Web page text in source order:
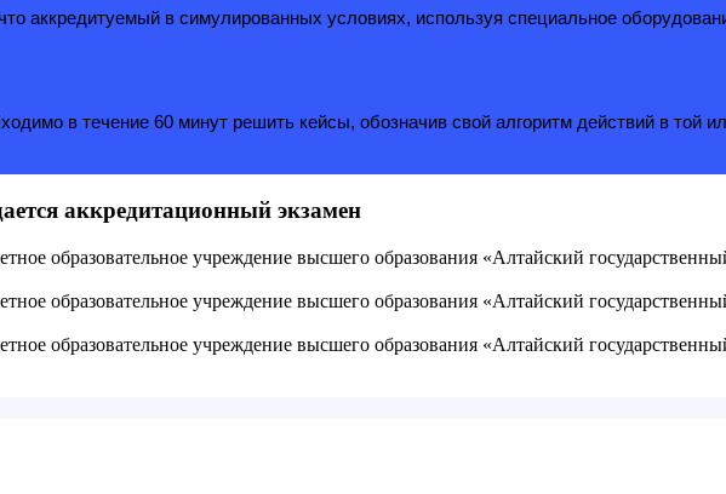
аккредитуемый в симулированных условиях, используя специальное
в течение 60 минут решить кейсы, обозначив свой алгоритм действий в той
аккредитационный экзамен
образовательное учреждение высшего образования «Алтайский
образовательное учреждение высшего образования «Алтайский
образовательное учреждение высшего образования «Алтайский